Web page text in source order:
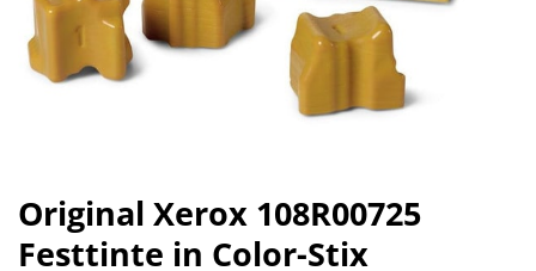
Original Xerox 108R00725
Festtinte in Color-Stix